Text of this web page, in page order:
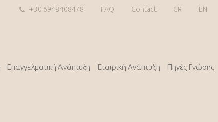
EN
GR
Contact
FAQ
+30 6948408478
Επαγγελματική Ανάπτυξη Εταιρική Ανάπτυξη Πηγές Γνώσης